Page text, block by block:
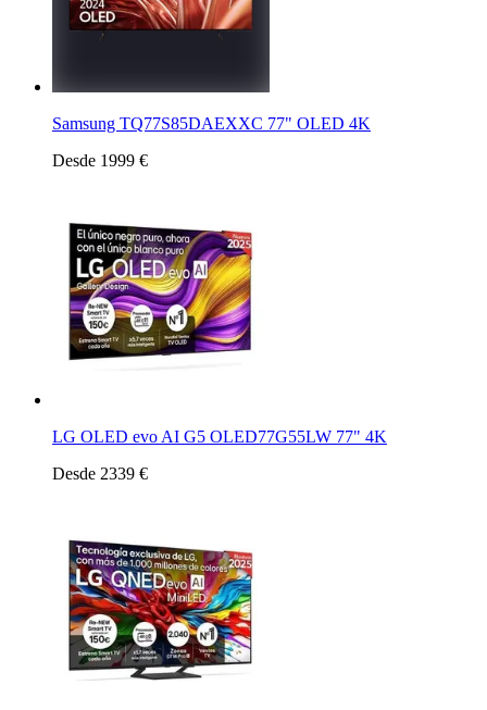
Samsung TQ77S85DAEXXC 77" OLED 4K
Desde 1999 €
LG OLED evo AI G5 OLED77G55LW 77" 4K
Desde 2339 €